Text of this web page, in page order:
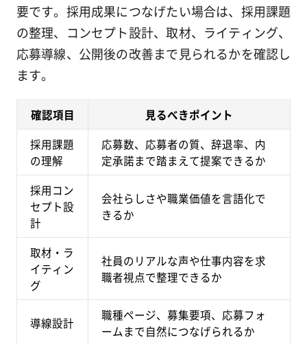
要です。採用成果につなげたい場合は、採用課題
の整理、コンセプト設計、取材、ライティング、
応募導線、公開後の改善まで見られるかを確認し
ます。
確認項目
見るべきポイント
採用課題
の理解
応募数、応募者の質、辞退率、内
定承諾まで踏まえて提案できるか
採用コン
セプト設
計
会社らしさや職業価値を言語化で
きるか
取材・ラ
イティン
グ
社員のリアルな声や仕事内容を求
職者視点で整理できるか
導線設計
職種ページ、募集要項、応募フォ
ームまで自然につなげられるか